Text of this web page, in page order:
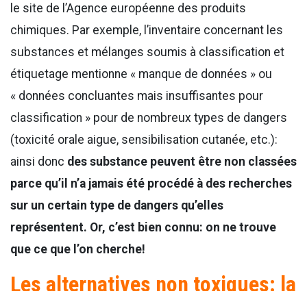
le site de l’Agence européenne des produits
chimiques. Par exemple, l’inventaire concernant les
substances et mélanges soumis à classification et
étiquetage mentionne « manque de données » ou
« données concluantes mais insuffisantes pour
classification » pour de nombreux types de dangers
(toxicité orale aigue, sensibilisation cutanée, etc.):
ainsi donc des substance peuvent être non classées
parce qu’il n’a jamais été procédé à des recherches
sur un certain type de dangers qu’elles
représentent. Or, c’est bien connu: on ne trouve
que ce que l’on cherche!
Les alternatives non toxiques: la